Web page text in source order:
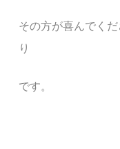
その方が喜んでく
り
です。